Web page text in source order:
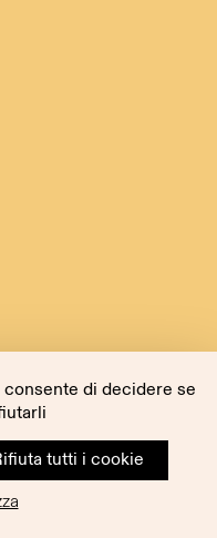
di decidere se
tutti i cookie